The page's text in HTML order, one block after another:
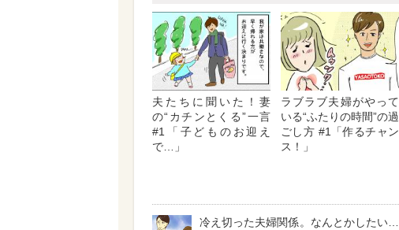
夫たちに聞いた！妻
の“カチンとくる”一言
#1「子どものお迎え
で…」
ラブラブ夫婦がやって
いる“ふたりの時間”の過
ごし方 #1「作るチャン
ス！」
冷え切った夫婦関係。なんとかしたい…